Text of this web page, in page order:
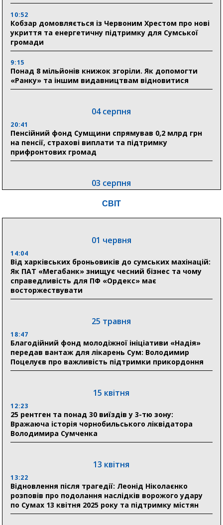
10:52
Кобзар домовляється із Червоним Хрестом про нові
укриття та енергетичну підтримку для Сумської
громади
9:15
Понад 8 мільйонів книжок згоріли. Як допомогти
«Ранку» та іншим видавництвам відновитися
04 серпня
20:41
Пенсійний фонд Сумщини спрямував 0,2 млрд грн
на пенсії, страхові виплати та підтримку
прифронтових громад
03 серпня
Романько розширює програму відпочинку дітей із
Ніколаєнко: у Сумах погодили 115 компенсацій на
відновлення житла майже на 6,6 млн грн
Сумщини пояснив, як отримати допомогу на зиму
17:52
«Укрексімбанк» припиняє виплату пенсій: у
Пенсійному фонді Сумщини пояснили, що робити
людям
відзнаки «Почесного громадянина міста Суми»
30 липня
Сумська клінічна лікарня Святого Пантелеймона
18:33
Олексій Романько долучився до обговорення Плану
стійкості Сумщини з Прем’єр-міністром
СВІТ
01 червня
14:04
Від харківських броньовиків до сумських махінацій:
Як ПАТ «Мегабанк» знищує чесний бізнес та чому
справедливість для ПФ «Ордекс» має
восторжествувати
25 травня
18:47
Благодійний фонд молодіжної ініціативи «Надія»
передав вантаж для лікарень Сум: Володимир
Поцелуєв про важливість підтримки прикордоння
15 квітня
12:23
25 рентген та понад 30 виїздів у 3-тю зону:
Вражаюча історія чорнобильського ліквідатора
Володимира Сумченка
13 квітня
13:22
Відновлення після трагедії: Леонід Ніколаєнко
розповів про подолання наслідків ворожого удару
по Сумах 13 квітня 2025 року та підтримку містян